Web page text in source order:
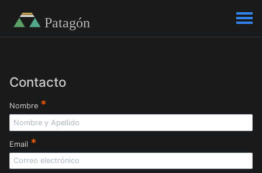
Contacto
Nombre *
Email *